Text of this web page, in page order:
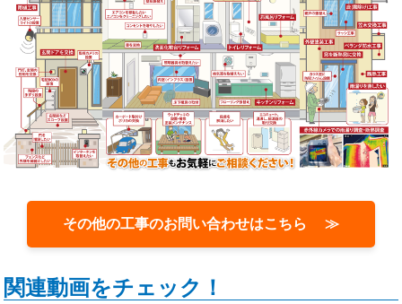
その他の工事のお問い合わせはこちら ≫
関連動画をチェック！